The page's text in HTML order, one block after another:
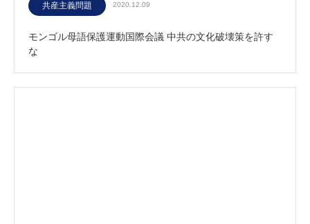
共産主義問題 2020.12.09
モンゴル母語保護運動国際会議 中共の文化破壊策を許す
な